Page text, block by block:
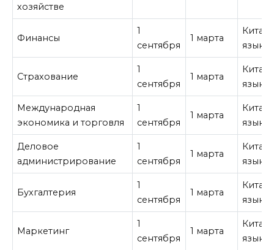
хозяйстве
Финансы
1
сентября
1 марта
язык
Страхование
1
сентября
1 марта
язык
Международная
экономика и торговля
1
сентября
1 марта
язык
Деловое
администрирование
1
сентября
1 марта
язык
Бухгалтерия
1
сентября
1 марта
язык
Маркетинг
1
сентября
1 марта
язык